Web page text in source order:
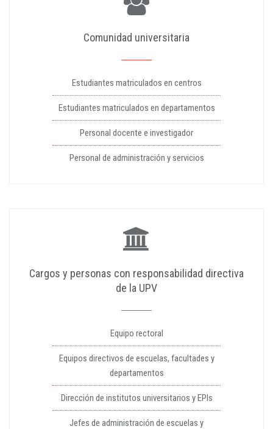
Comunidad universitaria
Estudiantes matriculados en centros
Estudiantes matriculados en departamentos
Personal docente e investigador
Personal de administración y servicios
Cargos y personas con responsabilidad directiva
de la UPV
Equipo rectoral
Equipos directivos de escuelas, facultades y
departamentos
Dirección de institutos universitarios y EPIs
Jefes de administración de escuelas y